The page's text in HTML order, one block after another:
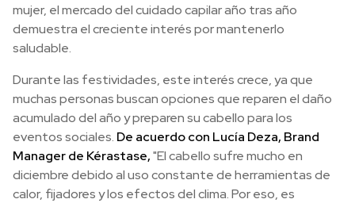
mujer, el mercado del cuidado capilar año tras año
demuestra el creciente interés por mantenerlo
saludable.
Durante las festividades, este interés crece, ya que
muchas personas buscan opciones que reparen el daño
acumulado del año y preparen su cabello para los
eventos sociales. De acuerdo con Lucía Deza, Brand
Manager de Kérastase,"El cabello sufre mucho en
diciembre debido al uso constante de herramientas de
calor, fijadores y los efectos del clima. Por eso, es